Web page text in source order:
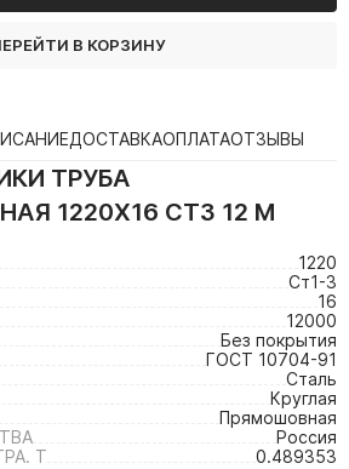
В КОРЗИНУ
ДОСТАВКАОПЛАТАОТЗЫВЫ
ТРУБА
1220Х16 СТ3 12 М
1220
Ст1-3
16
12000
Без покрытия
ГОСТ 10704-91
Сталь
Круглая
Прямошовная
Россия
Т
0.489353